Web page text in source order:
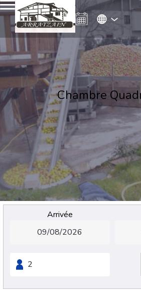
Chambre
Arrivée